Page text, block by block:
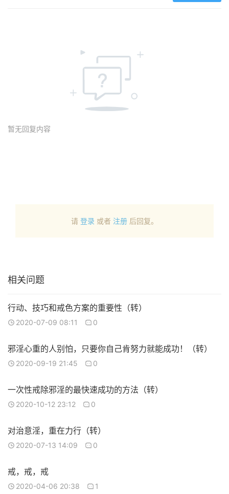
暂无回复内容
请 登录 或者 注册 后回复。
相关问题
行动、技巧和戒色方案的重要性（转）
2020-07-09 08:11 0
邪淫心重的人别怕，只要你自己肯努力就能成功！（转）
2020-09-19 21:45 0
一次性戒除邪淫的最快速成功的方法（转）
2020-10-12 23:12 0
对治意淫，重在力行（转）
2020-07-13 14:09 0
戒，戒，戒
2020-04-06 20:38 1